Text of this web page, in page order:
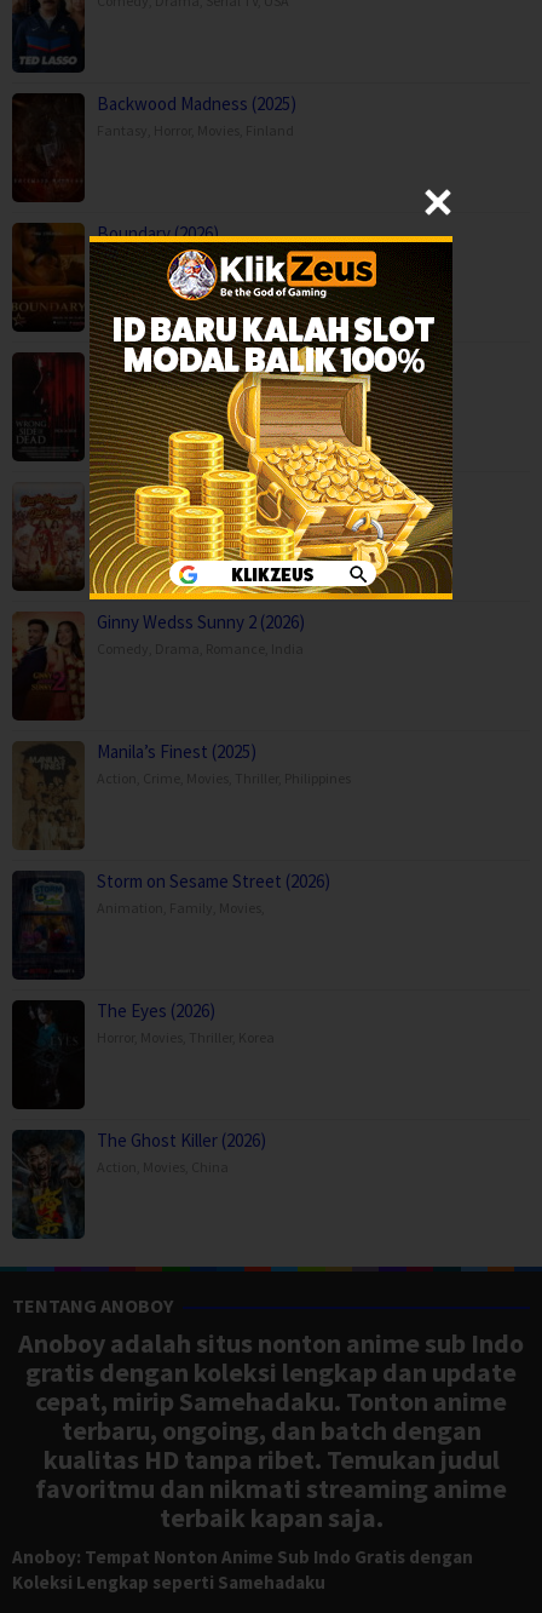
Backwood Madness (2025)
Boundary (2026)
Movies,Romance,
Capps Crossing: Wrong Side of Dead (2026…
Horror,Movies,Thriller,USA
Durlabh Prasad Ki Dusri Shadi (2025)
Comedy,Family,Movies,India
Ginny Wedss Sunny 2 (2026)
Manila’s Finest (2025)
Storm on Sesame Street (2026)
The Eyes (2026)
The Ghost Killer (2026)
TENTANG ANOBOY
Anoboy adalah situs nonton anime sub Indo
gratis dengan koleksi lengkap dan update
cepat, mirip Samehadaku. Tonton anime
terbaru, ongoing, dan batch dengan
kualitas HD tanpa ribet. Temukan judul
favoritmu dan nikmati streaming anime
terbaik kapan saja.
Anoboy: Tempat Nonton Anime Sub Indo Gratis dengan
Koleksi Lengkap seperti Samehadaku